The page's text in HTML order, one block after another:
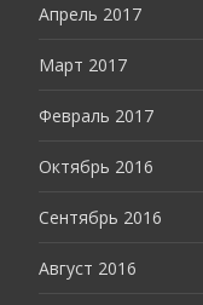
Апрель 2017
Март 2017
Февраль 2017
Октябрь 2016
Сентябрь 2016
Август 2016